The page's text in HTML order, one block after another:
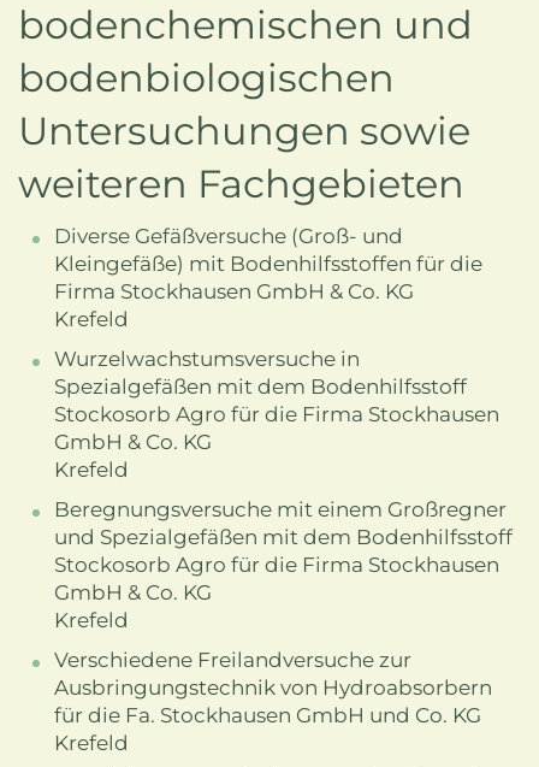
bodenchemischen und
bodenbiologischen
Untersuchungen sowie
weiteren Fachgebieten
Diverse Gefäßversuche (Groß- und
Kleingefäße) mit Bodenhilfsstoffen für die
Firma Stockhausen GmbH & Co. KG
Krefeld
Wurzelwachstumsversuche in
Spezialgefäßen mit dem Bodenhilfsstoff
Stockosorb Agro für die Firma Stockhausen
GmbH & Co. KG
Krefeld
Beregnungsversuche mit einem Großregner
und Spezialgefäßen mit dem Bodenhilfsstoff
Stockosorb Agro für die Firma Stockhausen
GmbH & Co. KG
Krefeld
Verschiedene Freilandversuche zur
Ausbringungstechnik von Hydroabsorbern
für die Fa. Stockhausen GmbH und Co. KG
Krefeld